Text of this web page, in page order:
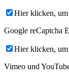
Hier klicken,
Google reCaptcha
Hier klicken, um
Vimeo und